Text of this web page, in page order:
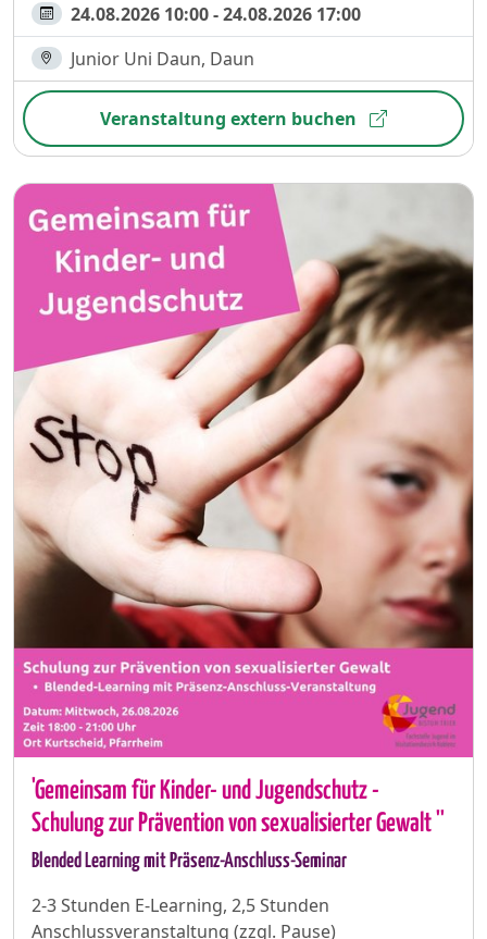
24.08.2026 10:00 - 24.08.2026 17:00
Junior Uni Daun, Daun
Veranstaltung extern buchen
'Gemeinsam für Kinder- und Jugendschutz -
Schulung zur Prävention von sexualisierter Gewalt ''
Blended Learning mit Präsenz-Anschluss-Seminar
2-3 Stunden E-Learning, 2,5 Stunden
Anschlussveranstaltung (zzgl. Pause)